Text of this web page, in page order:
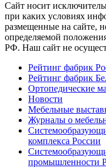
Cайт носит
при каких условиях
размещенные на сайте,
определяемой
РФ. Наш сайт не
Рейтинг фабрик
Рейтинг фабрик
Ортопедические
Новости
Мебельные
Журналы о
комплекса России
промышленности